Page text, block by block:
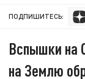
ПОДПИШИТЕСЬ:
Вспышки на
на Землю